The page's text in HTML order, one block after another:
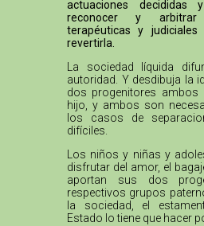
actuaciones decididas
reconocer y
terapéuticas y judiciales
revertirla.
La sociedad líquida
autoridad. Y desdibuja la
dos progenitores ambos
hijo, y ambos son
los casos de
difíciles.
Los niños y niñas y
disfrutar del amor, el
aportan sus dos
respectivos grupos
la sociedad, el
Estado lo tiene que hacer